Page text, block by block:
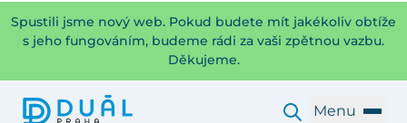
Spustili jsme nový web. Pokud budete mít jakékoliv obtíže
s jeho fungováním, budeme rádi za vaši zpětnou vazbu.
Děkujeme.
Menu